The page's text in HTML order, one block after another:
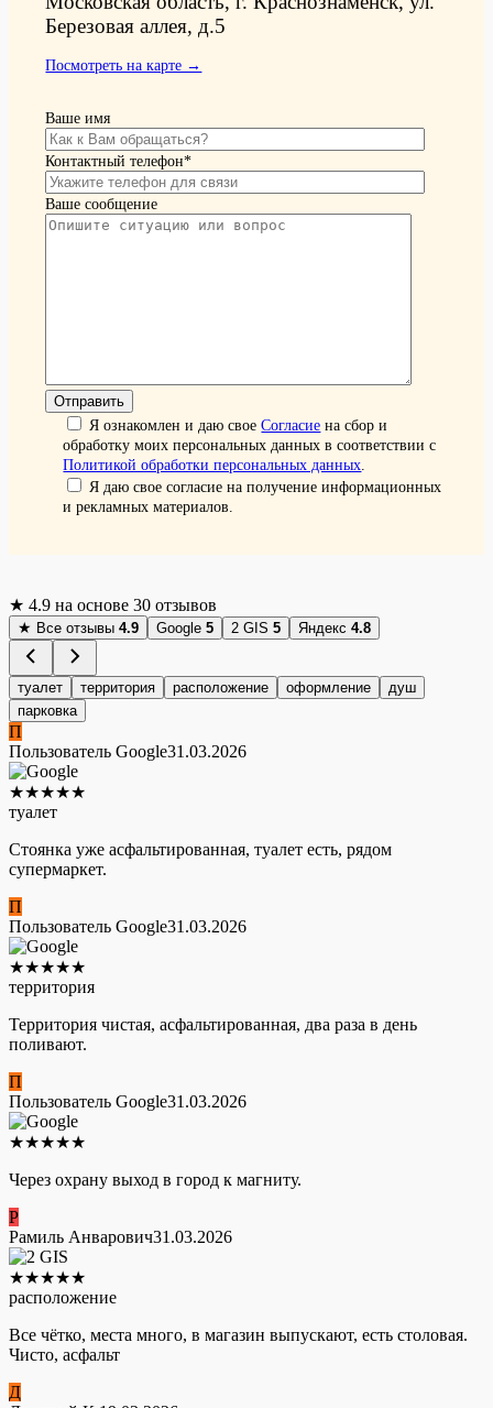
Березовая аллея, д.5
Посмотреть на карте →
Ваше имя
Контактный телефон*
Ваше сообщение
Я ознакомлен и даю своеСогласие на сбор и
обработку моих персональных данных в соответствии с
Политикой обработки персональных данных
Я даю свое согласие на получение информационных
и рекламных материалов.
★ 4.9 на основе 30 отзывов
★ Все отзывы 4.9 Google 5 2 GIS 5 Яндекс 4.8
туалет территория расположение оформление
душ
парковка
П
Пользователь Google31.03.2026
★★★★★
туалет
Стоянка уже асфальтированная, туалет есть, рядом
супермаркет.
П
Пользователь Google31.03.2026
★★★★★
территория
Территория чистая, асфальтированная, два раза в день
поливают.
П
Пользователь Google31.03.2026
★★★★★
Через охрану выход в город к магниту.
Р
Рамиль Анварович31.03.2026
★★★★★
расположение
Все чётко, места много, в магазин выпускают, есть столовая.
Чисто, асфальт
Д